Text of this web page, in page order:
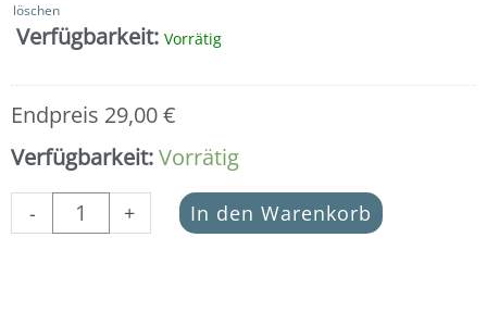
löschen
Verfügbarkeit: Vorrätig
Endpreis 29,00€
Verfügbarkeit:Vorrätig
- + In den Warenkorb